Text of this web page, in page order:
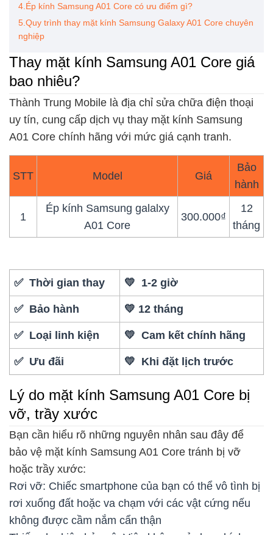
4.Ép kính Samsung A01 Core có ưu điểm gì?
5.Quy trình thay mặt kính Samsung Galaxy A01 Core chuyên
nghiệp
Thay mặt kính Samsung A01 Core giá
bao nhiêu?
Thành Trung Mobile là địa chỉ sửa chữa điện thoại
uy tín, cung cấp dịch vụ thay mặt kính Samsung
A01 Core chính hãng với mức giá cạnh tranh.
STT Model Giá
Bảo
hành
1
Ép kính Samsung galalxy
A01 Core
300.000₫
12
tháng
✅ Thời gian thay 💛 1-2 giờ
✅ Bảo hành 💛 12 tháng
✅ Loại linh kiện 💛 Cam kết chính hãng
✅ Ưu đãi 💛 Khi đặt lịch trước
Lý do mặt kính Samsung A01 Core bị
vỡ, trầy xước
Bạn cần hiểu rõ những nguyên nhân sau đây để
bảo vệ mặt kính Samsung A01 Core tránh bị vỡ
hoặc trầy xước:
Rơi vỡ: Chiếc smartphone của bạn có thể vô tình bị
rơi xuống đất hoặc va chạm với các vật cứng nếu
không được cầm nắm cẩn thận